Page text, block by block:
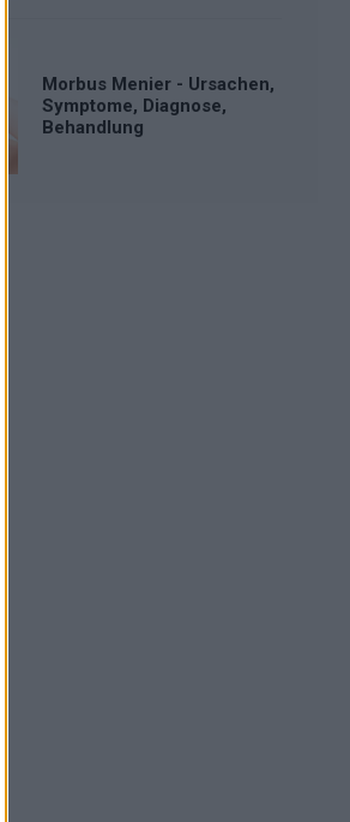
Morbus Menier - Ursachen,
Symptome, Diagnose,
Behandlung